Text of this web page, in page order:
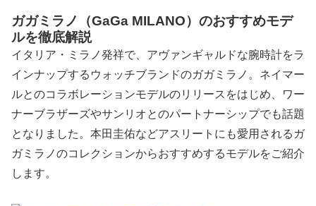
ガガミラノ（GaGa MILANO）のおすすめモデ
ルを徹底解説
イタリア・ミラノ発祥で、アヴァンギャルドな腕時計をラ
インナップするウォッチブランドのガガミラノ。ネイマー
ルとのコラボレーションモデルのリリースをはじめ、ワー
ナーブラザーズやサンリオとのパートナーシップでも話題
となりました。本田圭佑などアスリートにも愛用されるガ
ガミラノのコレクションからおすすめするモデルをご紹介
します。